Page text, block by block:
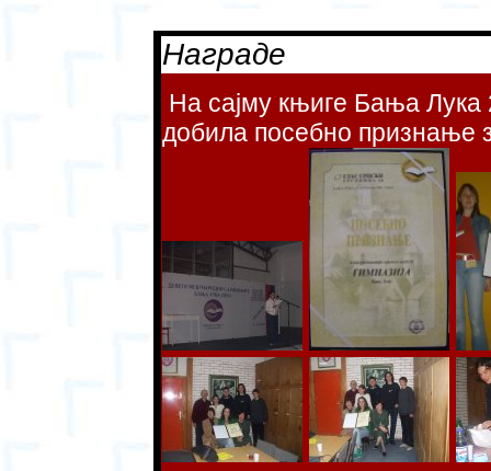
Награде
На сајму књиге Бања Лука
добила посебно признање